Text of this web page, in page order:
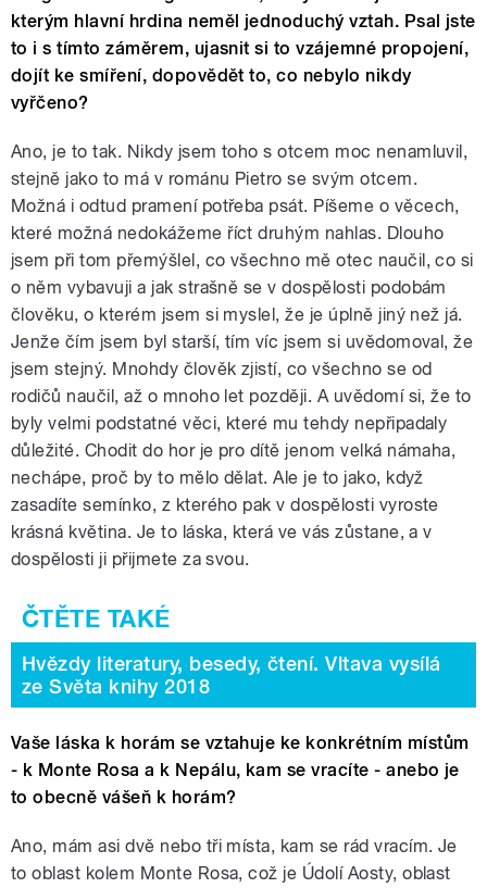
kterým hlavní hrdina neměl jednoduchý vztah. Psal jste
to i s tímto záměrem, ujasnit si to vzájemné propojení,
dojít ke smíření, dopovědět to, co nebylo nikdy
vyřčeno?
Ano, je to tak. Nikdy jsem toho s otcem moc nenamluvil,
stejně jako to má v románu Pietro se svým otcem.
Možná i odtud pramení potřeba psát. Píšeme o věcech,
které možná nedokážeme říct druhým nahlas. Dlouho
jsem při tom přemýšlel, co všechno mě otec naučil, co si
o něm vybavuji a jak strašně se v dospělosti podobám
člověku, o kterém jsem si myslel, že je úplně jiný než já.
Jenže čím jsem byl starší, tím víc jsem si uvědomoval, že
jsem stejný. Mnohdy člověk zjistí, co všechno se od
rodičů naučil, až o mnoho let později. A uvědomí si, že to
byly velmi podstatné věci, které mu tehdy nepřipadaly
důležité. Chodit do hor je pro dítě jenom velká námaha,
nechápe, proč by to mělo dělat. Ale je to jako, když
zasadíte semínko, z kterého pak v dospělosti vyroste
krásná květina. Je to láska, která ve vás zůstane, a v
dospělosti ji přijmete za svou.
Hvězdy literatury, besedy, čtení. Vltava vysílá
ze Světa knihy 2018
Vaše láska k horám se vztahuje ke konkrétním místům
- k Monte Rosa a k Nepálu, kam se vracíte - anebo je
to obecně vášeň k horám?
Ano, mám asi dvě nebo tři místa, kam se rád vracím. Je
to oblast kolem Monte Rosa, což je Údolí Aosty, oblast